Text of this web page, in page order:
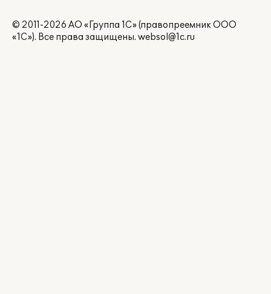
© 2011-2026 АО «Группа 1С» (правопреемник ООО
«1С»). Все права защищены. websol@1c.ru